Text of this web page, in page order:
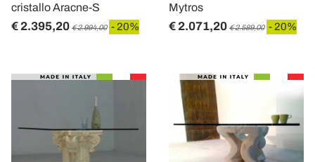
cristallo Aracne-S
€ 2.395,20 € 2.994,00 - 20%
Mytros
€ 2.071,20 € 2.589,00 - 20%